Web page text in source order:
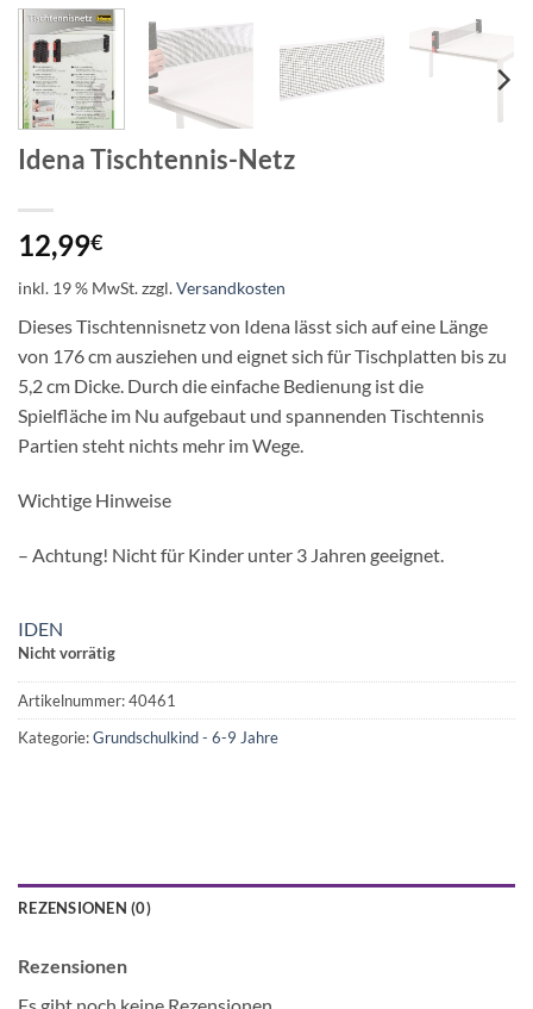
Idena Tischtennis-Netz
12,99€
inkl. 19 % MwSt.zzgl.Versandkosten
Dieses Tischtennisnetz von Idena lässt sich auf eine Länge
von 176 cm ausziehen und eignet sich für Tischplatten bis zu
5,2 cm Dicke. Durch die einfache Bedienung ist die
Spielfläche im Nu aufgebaut und spannenden Tischtennis
Partien steht nichts mehr im Wege.
Wichtige Hinweise
– Achtung! Nicht für Kinder unter 3 Jahren geeignet.
IDEN
Nicht vorrätig
Artikelnummer:40461
Kategorie:Grundschulkind - 6-9 Jahre
REZENSIONEN (0)
Rezensionen
Es gibt noch keine Rezensionen.